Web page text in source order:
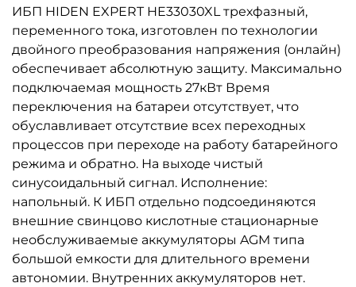
ИБП HIDEN EXPERT HE33030XL трехфазный,
переменного тока, изготовлен по технологии
двойного преобразования напряжения (онлайн)
обеспечивает абсолютную защиту. Максимально
подключаемая мощность 27кВт Время
переключения на батареи отсутствует, что
обуславливает отсутствие всех переходных
процессов при переходе на работу батарейного
режима и обратно. На выходе чистый
синусоидальный сигнал. Исполнение:
напольный. К ИБП отдельно подсоединяются
внешние свинцово кислотные стационарные
необслуживаемые аккумуляторы AGM типа
большой емкости для длительного времени
автономии. Внутренних аккумуляторов нет.